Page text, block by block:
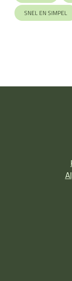
SNEL EN SIMPEL